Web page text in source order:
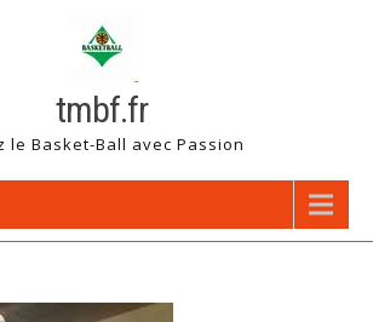
tmbf.fr
le Basket-Ball avec Passion